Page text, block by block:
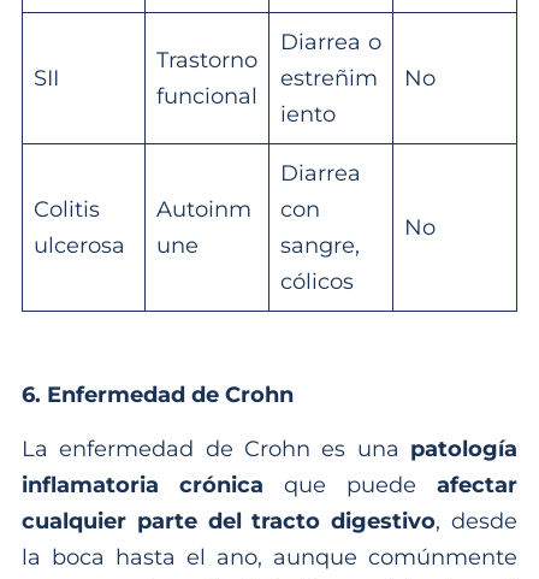
SII
Trastorno
funcional
Diarrea o
estreñim
iento
No
Colitis
ulcerosa
Autoinm
une
Diarrea
con
sangre,
cólicos
No
6. Enfermedad de Crohn
La enfermedad de Crohn es una patología
inflamatoria crónica que puede afectar
cualquier parte del tracto digestivo, desde
la boca hasta el ano, aunque comúnmente